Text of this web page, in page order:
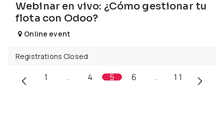
Webinar en vivo: ¿Cómo gestionar tu
flota con Odoo?
Online event
Registrations Closed
1 … 4 5 6 … 11